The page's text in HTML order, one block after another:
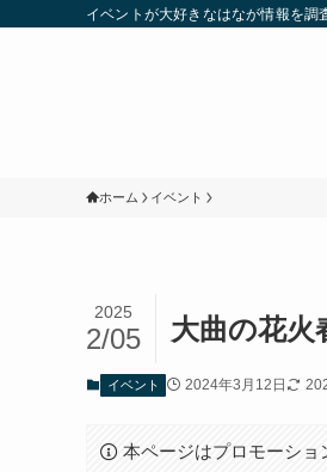
イベントが大好きなはなが情報を調
ホーム イベント
大曲の花火
2025
2/05
イベント 2024年3月12日
本ページはプロモーショ